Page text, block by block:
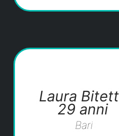
Laura
29 anni
Bari